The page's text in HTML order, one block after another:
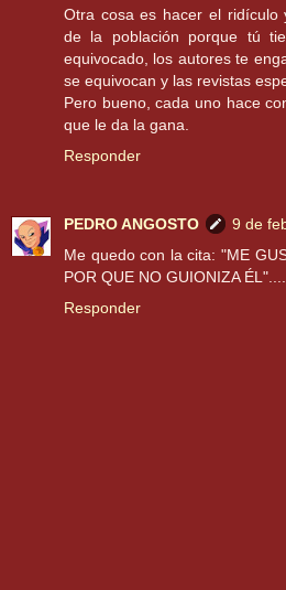
Otra cosa es hacer el ridículo
de la población porque tú
equivocado, los autores te
se equivocan y las revistas
Pero bueno, cada uno hace
que le da la gana.
Responder
PEDRO ANGOSTO
9 de
Me quedo con la cita: "ME
POR QUE NO GUIONIZA ÉL"....
Responder